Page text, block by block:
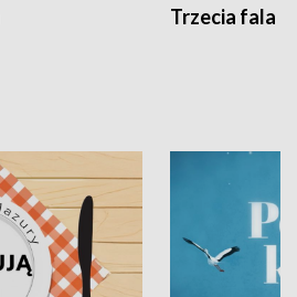
Trzecia fala -